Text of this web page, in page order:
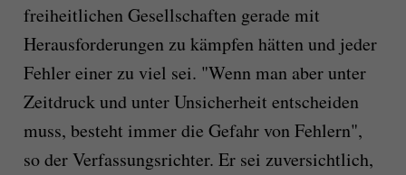
freiheitlichen Gesellschaften gerade mit
Herausforderungen zu kämpfen hätten und jeder
Fehler einer zu viel sei. "Wenn man aber unter
Zeitdruck und unter Unsicherheit entscheiden
muss, besteht immer die Gefahr von Fehlern",
so der Verfassungsrichter. Er sei zuversichtlich,